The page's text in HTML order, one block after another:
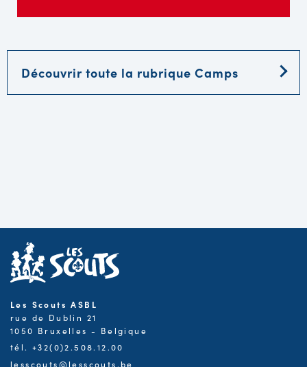
Découvrir toute la rubrique Camps
Les Scouts ASBL
rue de Dublin 21
1050 Bruxelles - Belgique
tél. +32(0)2.508.12.00
lesscouts@lesscouts.be